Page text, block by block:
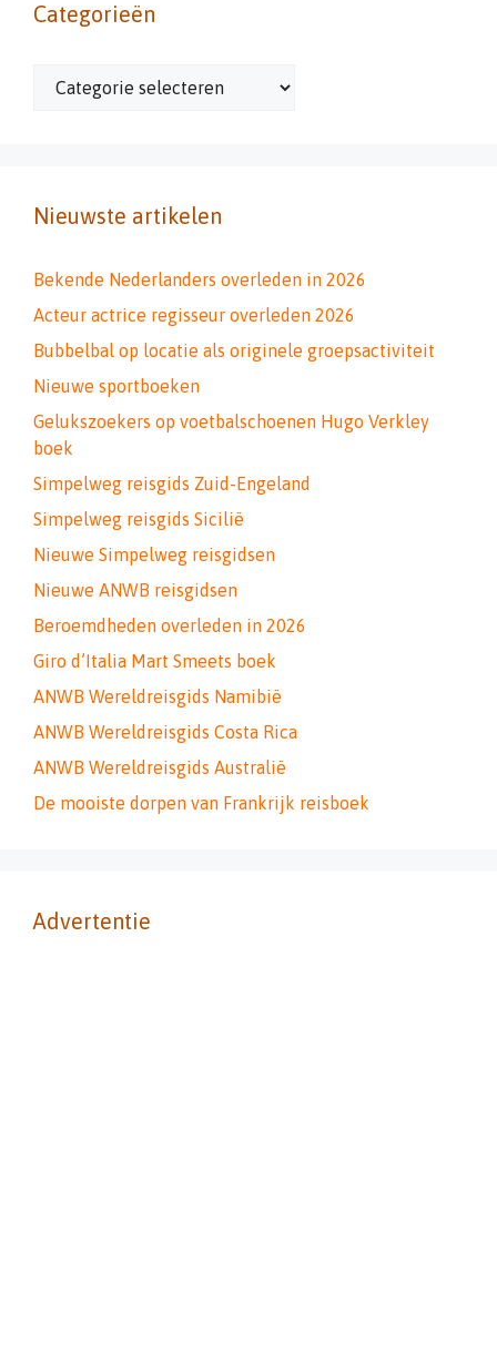
Categorieën
Categorieën
Nieuwste artikelen
Bekende Nederlanders overleden in 2026
Acteur actrice regisseur overleden 2026
Bubbelbal op locatie als originele groepsactiviteit
Nieuwe sportboeken
Gelukszoekers op voetbalschoenen Hugo Verkley
boek
Simpelweg reisgids Zuid-Engeland
Simpelweg reisgids Sicilië
Nieuwe Simpelweg reisgidsen
Nieuwe ANWB reisgidsen
Beroemdheden overleden in 2026
Giro d’Italia Mart Smeets boek
ANWB Wereldreisgids Namibië
ANWB Wereldreisgids Costa Rica
ANWB Wereldreisgids Australië
De mooiste dorpen van Frankrijk reisboek
Advertentie